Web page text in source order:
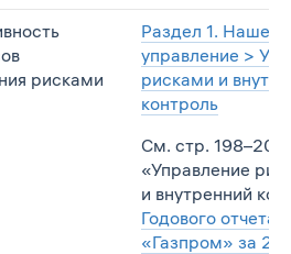
рисками
Раздел 1. Наше
управление >
рисками и
контроль
См. стр. 198–200,
«Управление
и внутренний
Годового отчета
«Газпром» за